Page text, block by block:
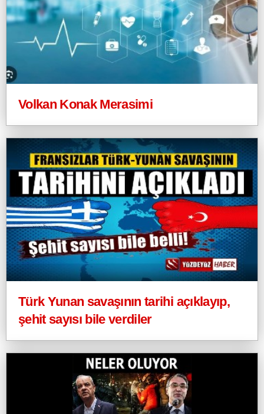
Volkan Konak Merasimi
Türk Yunan savaşının tarihi açıklayıp,
şehit sayısı bile verdiler